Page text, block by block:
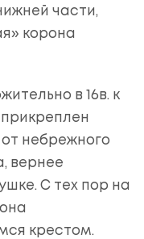
части,
корона
в 16в. к
от небрежного
вернее
С тех пор на
крестом.